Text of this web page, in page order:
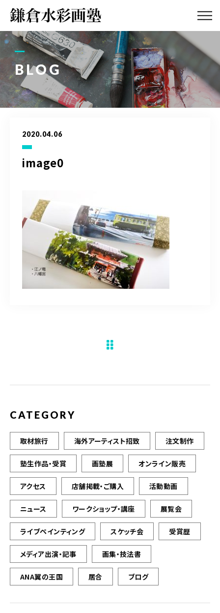
BLOG
2020.04.06
image0
CATEGORY
取材旅行 海外アーティスト招致 注文制作
塾生作品・受賞 画塾展 オンライン販売
アクセス 店舗掲載・ご購入 活動動画
ニュース ワークショップ・講座 展覧会
ライブペインティング スケッチ会 受賞歴
メディア出演・記事 画集・技法書
ANA翼の王国 居合 ブログ
ABOUT
画塾紹介・
アクセス
LESSON
教室案内
ATELIER
水彩ブログ
CONTACT
お問い合わせ
体験レッスンの申込み